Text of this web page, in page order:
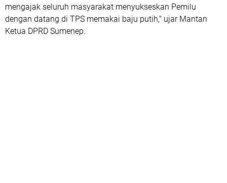
mengajak seluruh masyarakat menyukseskan Pemilu
dengan datang di TPS memakai baju putih," ujar Mantan
Ketua DPRD Sumenep.